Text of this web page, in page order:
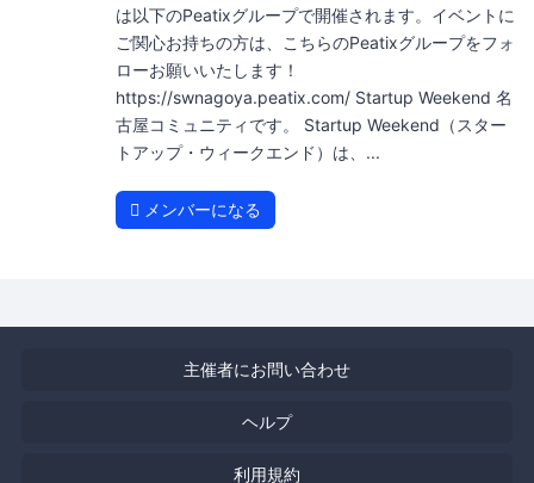
は以下のPeatixグループで開催されます。イベントに
ご関心お持ちの方は、こちらのPeatixグループをフォ
ローお願いいたします！
https://swnagoya.peatix.com/ Startup Weekend 名
古屋コミュニティです。 Startup Weekend（スター
トアップ・ウィークエンド）は、...
メンバーになる
主催者にお問い合わせ
ヘルプ
利用規約